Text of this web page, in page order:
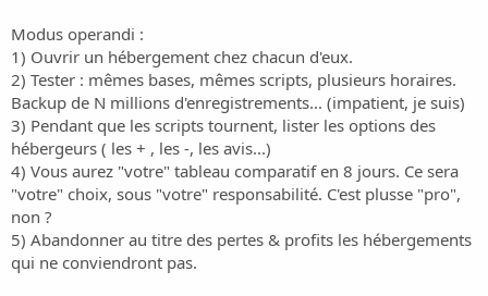
Modus operandi :
1) Ouvrir un hébergement chez chacun d'eux.
2) Tester : mêmes bases, mêmes scripts, plusieurs horaires.
Backup de N millions d'enregistrements... (impatient, je suis)
3) Pendant que les scripts tournent, lister les options des
hébergeurs ( les + , les -, les avis...)
4) Vous aurez "votre" tableau comparatif en 8 jours. Ce sera
"votre" choix, sous "votre" responsabilité. C'est plusse "pro",
non ?
5) Abandonner au titre des pertes & profits les hébergements
qui ne conviendront pas.